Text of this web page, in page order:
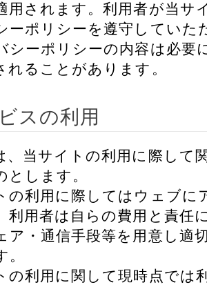
用されます。利用者が当サ
ーポリシーを遵守していた
シーポリシーの内容は必要
れることがあります。
スの利用
、当サイトの利用に際して
とします。
の利用に際してはウェブに
利用者は自らの費用と責任
ア・通信手段等を用意し適
。
の利用に関して現時点では